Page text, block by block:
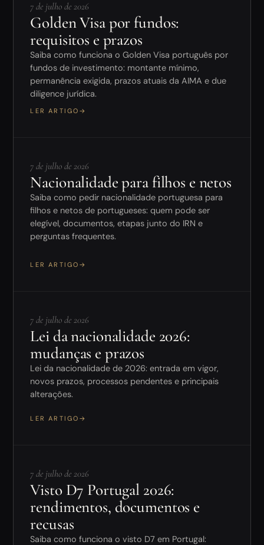
7 de julho de 2026
Golden Visa por fundos:
requisitos e prazos
Saiba como funciona o Golden Visa português por
fundos de investimento: montante mínimo,
permanência exigida, prazos atuais da AIMA e due
diligence jurídica.
LER ARTIGO →
7 de julho de 2026
Nacionalidade para filhos e netos
Saiba como pedir nacionalidade portuguesa para
filhos e netos de portugueses: quem pode ser
elegível, documentos, etapas junto do IRN e
perguntas frequentes.
LER ARTIGO →
7 de julho de 2026
Lei da nacionalidade 2026:
mudanças e prazos
Lei da nacionalidade de 2026: entrada em vigor,
novos prazos, processos pendentes e principais
alterações.
LER ARTIGO →
7 de julho de 2026
Visto D7 Portugal 2026:
rendimentos, documentos e
recusas
Saiba como funciona o visto D7 em Portugal: